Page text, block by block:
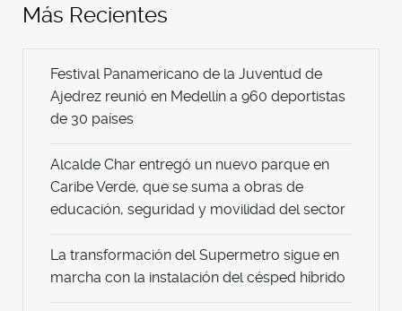
Más Recientes
Festival Panamericano de la Juventud de
Ajedrez reunió en Medellín a 960 deportistas
de 30 países
Alcalde Char entregó un nuevo parque en
Caribe Verde, que se suma a obras de
educación, seguridad y movilidad del sector
La transformación del Supermetro sigue en
marcha con la instalación del césped híbrido